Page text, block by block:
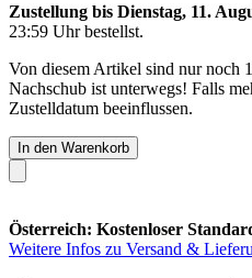
Zustellung bis Dienstag, 11.
23:59 Uhrbestellst.
Von diesem Artikel sind nur noch
Nachschub ist unterwegs! Falls
Zustelldatum beeinflussen.
In den Warenkorb
Österreich: Kostenloser
Weitere Infos zu Versand &